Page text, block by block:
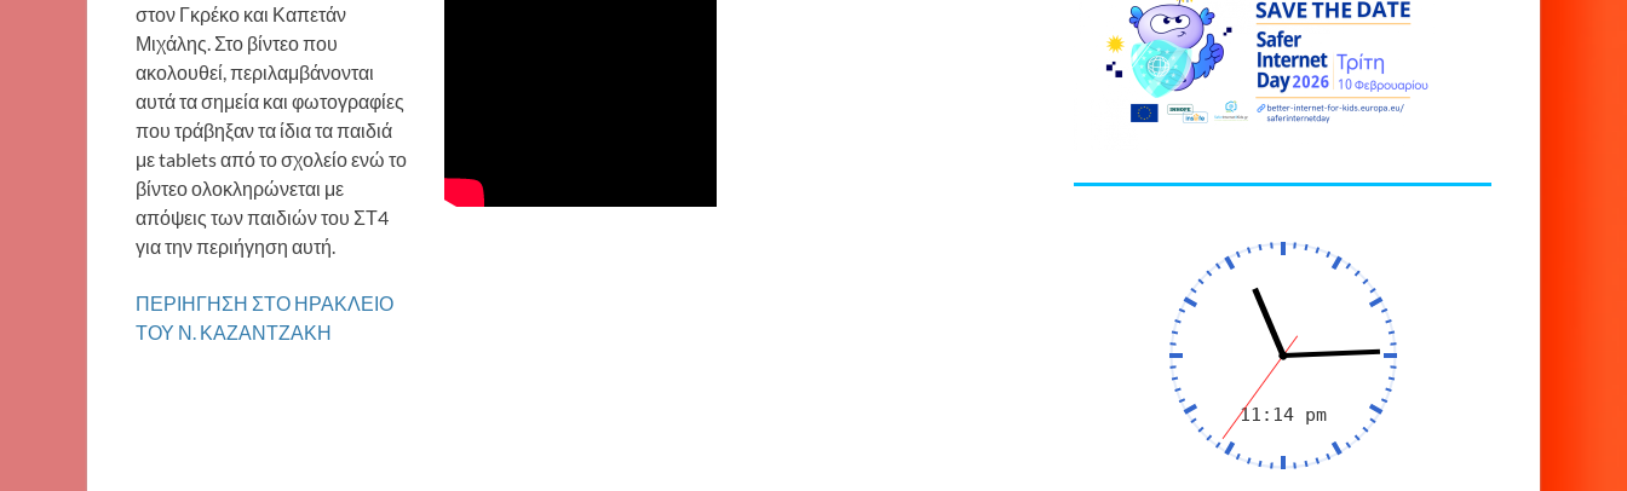
στον Γκρέκο και Καπετάν
Μιχάλης. Στο βίντεο που
ακολουθεί, περιλαμβάνονται
αυτά τα σημεία και φωτογραφίες
που τράβηξαν τα ίδια τα παιδιά
με tablets από το σχολείο ενώ το
βίντεο ολοκληρώνεται με
απόψεις των παιδιών του ΣΤ4
για την περιήγηση αυτή.
ΠΕΡΙΗΓΗΣΗ ΣΤΟ ΗΡΑΚΛΕΙΟ
ΤΟΥ Ν. ΚΑΖΑΝΤΖΑΚΗ